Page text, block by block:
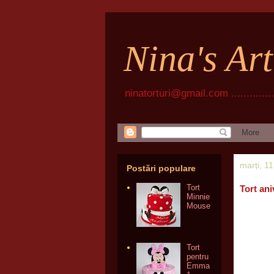
Nina's
ninatorturi@gmail.com
marți,
Tort
Postări populare
Tort
Minnie
Mouse
Tort
pentru
Emma